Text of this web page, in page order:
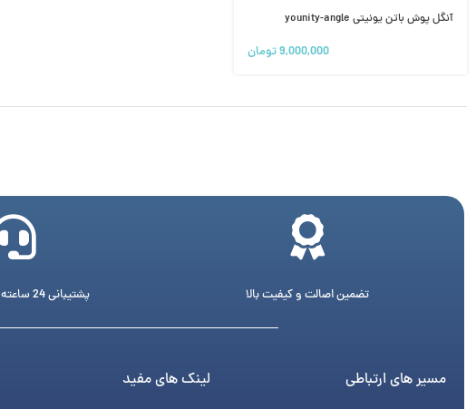
آنگل پوش باتن یونیتی younity-angle
9,000,000تومان
تضمین اصالت و کیفیت بالا پشتیبانی 24 ساعته در 7 روز هفته
مسیر های ارتباطی لینک های مفید